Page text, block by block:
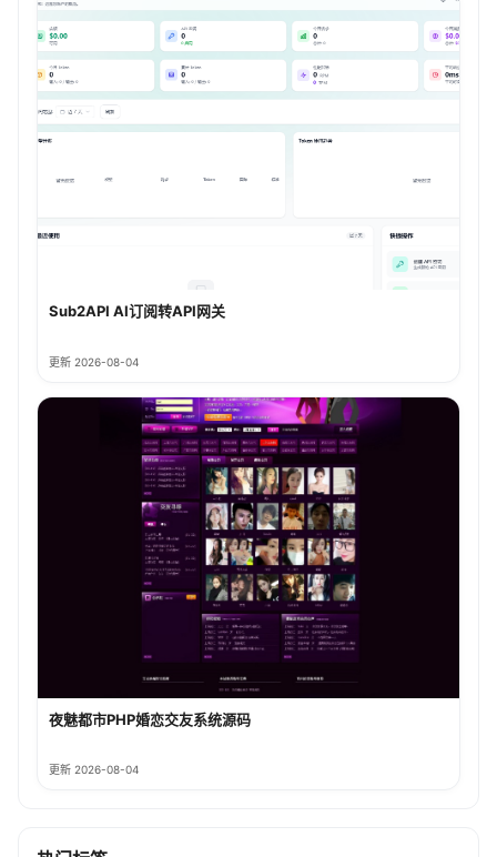
Sub2API AI订阅转API网关
更新 2026-08-04
夜魅都市PHP婚恋交友系统源码
更新 2026-08-04